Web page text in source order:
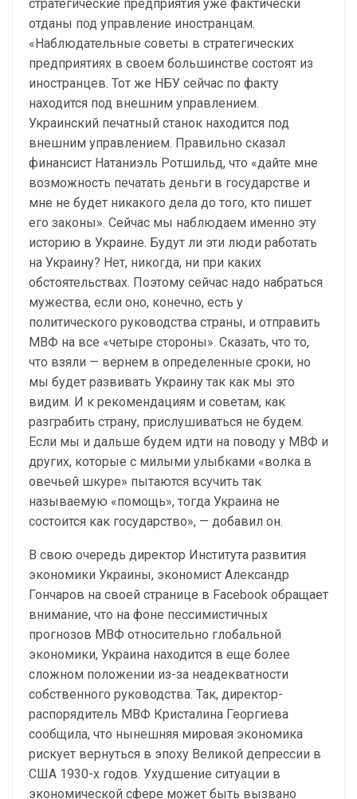
стратегические предприятия уже фактически
отданы под управление иностранцам.
«Наблюдательные советы в стратегических
предприятиях в своем большинстве состоят из
иностранцев. Тот же НБУ сейчас по факту
находится под внешним управлением.
Украинский печатный станок находится под
внешним управлением. Правильно сказал
финансист Натаниэль Ротшильд, что «дайте мне
возможность печатать деньги в государстве и
мне не будет никакого дела до того, кто пишет
его законы». Сейчас мы наблюдаем именно эту
историю в Украине. Будут ли эти люди работать
на Украину? Нет, никогда, ни при каких
обстоятельствах. Поэтому сейчас надо набраться
мужества, если оно, конечно, есть у
политического руководства страны, и отправить
МВФ на все «четыре стороны». Сказать, что то,
что взяли — вернем в определенные сроки, но
мы будет развивать Украину так как мы это
видим. И к рекомендациям и советам, как
разграбить страну, прислушиваться не будем.
Если мы и дальше будем идти на поводу у МВФ и
других, которые с милыми улыбками «волка в
овечьей шкуре» пытаются всучить так
называемую «помощь», тогда Украина не
состоится как государство», — добавил он.
В свою очередь директор Института развития
экономики Украины, экономист Александр
Гончаров на своей странице в Facebook обращает
внимание, что на фоне пессимистичных
прогнозов МВФ относительно глобальной
экономики, Украина находится в еще более
сложном положении из-за неадекватности
собственного руководства. Так, директор-
распорядитель МВФ Кристалина Георгиева
сообщила, что нынешняя мировая экономика
рискует вернуться в эпоху Великой депрессии в
США 1930-х годов. Ухудшение ситуации в
экономической сфере может быть вызвано